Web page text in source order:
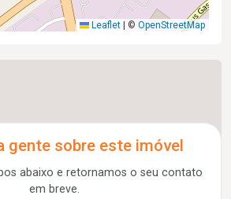
Leaflet © OpenStreetMap
gente sobre este imóvel
abaixo e retornamos o seu contato
em breve.